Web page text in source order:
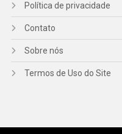
Política de privacidade
Contato
Sobre nós
Termos de Uso do Site